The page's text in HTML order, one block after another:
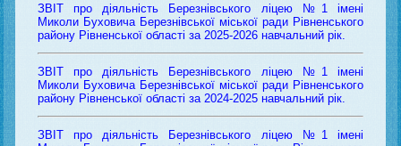
ЗВІТ про діяльність Березнівського ліцею №1 імені
Миколи Буховича Березнівської міської ради Рівненського
району Рівненської області за 2025-2026 навчальний рік.
ЗВІТ про діяльність Березнівського ліцею №1 імені
Миколи Буховича Березнівської міської ради Рівненського
району Рівненської області за 2024-2025 навчальний рік.
ЗВІТ про діяльність Березнівського ліцею №1 імені